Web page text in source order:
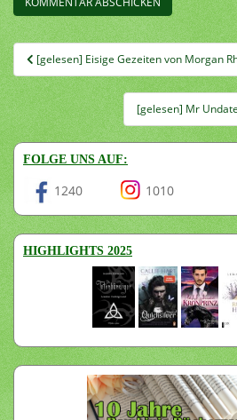
Beitragsnavigation
[gelesen] Eisige Gezeiten von Morgan
[gelesen] Mr
FOLGE UNS AUF:
1240 1010
HIGHLIGHTS 2025